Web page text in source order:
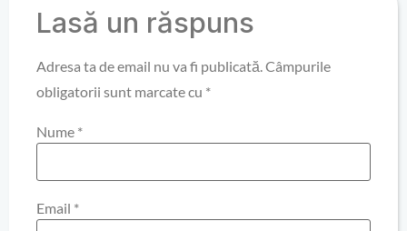
Lasă un răspuns
Adresa ta de email nu va fi publicată. Câmpurile
obligatorii sunt marcate cu *
Nume *
Email *